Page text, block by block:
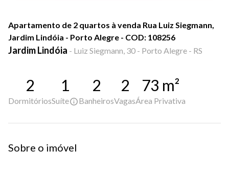
Apartamento de 2 quartos à venda Rua Luiz Siegmann,
Jardim Lindóia - Porto Alegre - COD: 108256
Jardim Lindóia - Luiz Siegmann, 30 - Porto Alegre - RS
2
Dormitórios
1
Suíte
2
Banheiros
2
Vagas
73 m²
Área Privativa
Sobre o imóvel